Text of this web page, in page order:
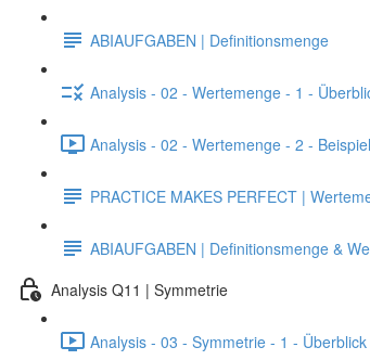
ABIAUFGABEN | Definitionsmenge
Analysis - 02 - Wertemenge - 1 -
Analysis - 02 - Wertemenge - 2 -
PRACTICE MAKES PERFECT |
ABIAUFGABEN | Definitionsmenge &
Analysis Q11 | Symmetrie
Analysis - 03 - Symmetrie - 1 -